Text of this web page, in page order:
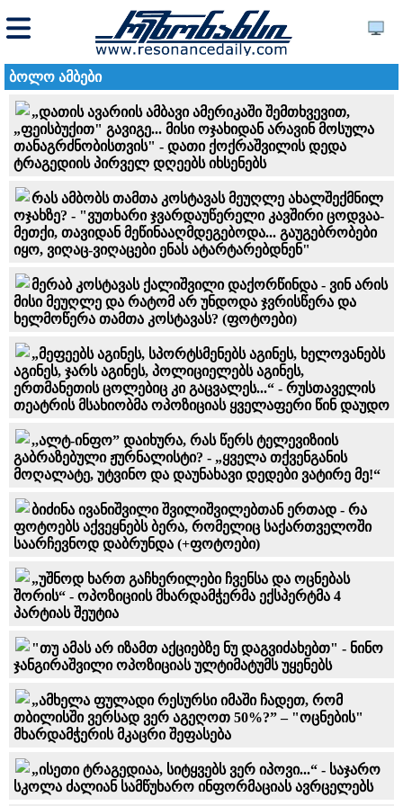
ბოლო ამბები
„დათის ავარიის ამბავი ამერიკაში შემთხვევით,
„ფეისბუქით" გავიგე... მისი ოჯახიდან არავინ მოსულა
თანაგრძნობისთვის" - დათი ქოქრაშვილის დედა
ტრაგედიის პირველ დღეებს იხსენებს
რას ამბობს თამთა კოსტავას მეუღლე ახალშექმნილ
ოჯახზე? - "ვუთხარი ჯვარდაუწერელი კავშირი ცოდვაა-
მეთქი, თავიდან მეწინააღმდეგებოდა... გაუგებრობები
იყო, ვიღაც-ვიღაცები ენას ატარტარებდნენ"
მერაბ კოსტავას ქალიშვილი დაქორწინდა - ვინ არის
მისი მეუღლე და რატომ არ უნდოდა ჯვრისწერა და
ხელმოწერა თამთა კოსტავას? (ფოტოები)
„მეფეებს აგინეს, სპორტსმენებს აგინეს, ხელოვანებს
აგინეს, ჯარს აგინეს, პოლიციელებს აგინეს,
ერთმანეთის ცოლებიც კი გაცვალეს...“ - რუსთაველის
თეატრის მსახიობმა ოპოზიციას ყველაფერი წინ დაუდო
,,ალტ-ინფო” დაიხურა, რას წერს ტელევიზიის
გაბრაზებული ჟურნალისტი? - „ყველა თქვენგანის
მოღალატე, უტვინო და დაუნახავი დედები ვატირე მე!“
ბიძინა ივანიშვილი შვილიშვილებთან ერთად - რა
ფოტოებს აქვეყნებს ბერა, რომელიც საქართველოში
საარჩევნოდ დაბრუნდა (+ფოტოები)
„უშნოდ ხართ გაჩხერილები ჩვენსა და ოცნებას
შორის“ - ოპოზიციის მხარდამჭერმა ექსპერტმა 4
პარტიას შეუტია
"თუ ამას არ იზამთ აქციებზე ნუ დაგვიძახებთ" - ნინო
ჯანგირაშვილი ოპოზიციას ულტიმატუმს უყენებს
„ამხელა ფულადი რესურსი იმაში ჩადეთ, რომ
თბილისში ვერსად ვერ აგეღოთ 50%?” – "ოცნების"
მხარდამჭერის მკაცრი შეფასება
„ისეთი ტრაგედიაა, სიტყვებს ვერ იპოვი...“ - საჯარო
სკოლა ძალიან სამწუხარო ინფორმაციას ავრცელებს